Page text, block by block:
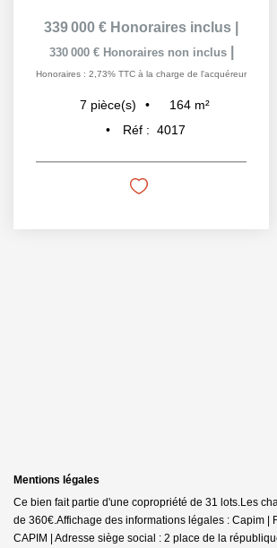
339 000 € Honoraires inclus
330 000 € Honoraires non inclus
Honoraires : 2,73% TTC à la charge de l'acquéreur
7 pièce(s) 164 m²
Réf : 4017
Mentions légales
Ce bien fait partie d'une copropriété de 31 lots.Les
de 360€.Affichage des informations légales : Capim |
CAPIM | Adresse siège social : 2 place de la